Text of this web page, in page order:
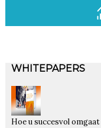
WHITEPAPERS
Hoe u succesvol